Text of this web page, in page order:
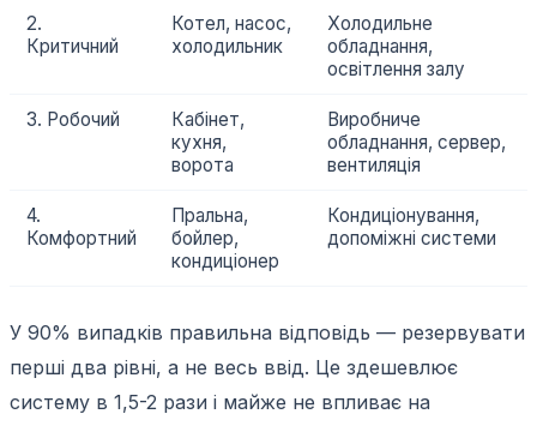
2.
Критичний
Котел, насос,
холодильник
Холодильне
обладнання,
освітлення залу
3. Робочий
Кабінет,
кухня,
ворота
Виробниче
обладнання, сервер,
вентиляція
4.
Комфортний
Пральна,
бойлер,
кондиціонер
Кондиціонування,
допоміжні системи
У 90% випадків правильна відповідь — резервувати
перші два рівні, а не весь ввід. Це здешевлює
систему в 1,5-2 рази і майже не впливає на